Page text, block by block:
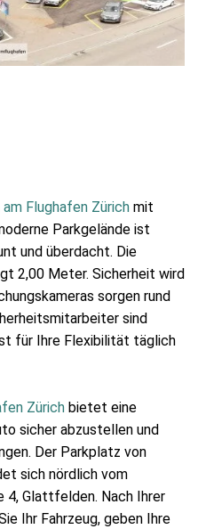
am Flughafen Zürich mit
Parkgelände ist
und überdacht. Die
2,00 Meter. Sicherheit wird
sorgen rund
sind
für Ihre Flexibilität täglich
Zürich bietet eine
sicher abzustellen und
Der Parkplatz von
sich nördlich vom
4, Glattfelden. Nach Ihrer
Ihr Fahrzeug, geben Ihre